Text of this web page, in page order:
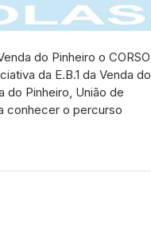
do Pinheiro o CORSO
da E.B.1 da Venda do
do Pinheiro, União de
conhecer o percurso